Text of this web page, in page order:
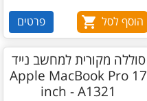
הוסף לסל פרטים
סוללה מקורית למחשב נייד
Apple MacBook Pro 17
inch - A1321